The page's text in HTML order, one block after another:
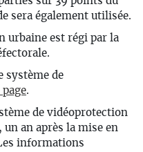
sera également utilisée.
urbaine est régi par la
système de
.
de vidéoprotection
an après la mise en
informations